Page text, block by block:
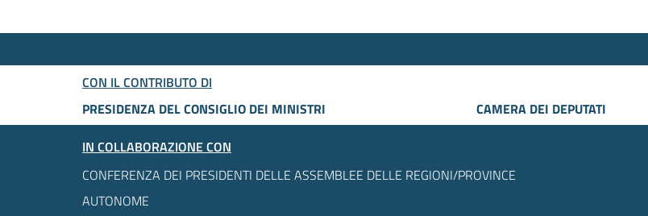
CON IL CONTRIBUTO DI
PRESIDENZA DEL CONSIGLIO DEI MINISTRI
CAMERA DEI DEPUTATI
IN COLLABORAZIONE CON
CONFERENZA DEI PRESIDENTI DELLE ASSEMBLEE DELLE REGIONI/PROVINCE
AUTONOME